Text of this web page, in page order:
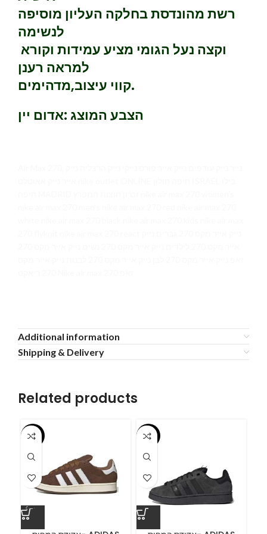
רשת מהונדסת בחלקה העליון מוסיפה
לנשימה
וקצה נעל הגומי מציע עמידות וקורא
קווי עיצוב,מדהימים.
הצבע המוצג :אדום יין
Additional information
Shipping & Delivery
Related products
-55% -55%